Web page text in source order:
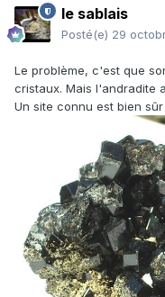
le sablais
Posté(e) 29
Le problème, c'est que
cristaux. Mais l'andradite
Un site connu est bien